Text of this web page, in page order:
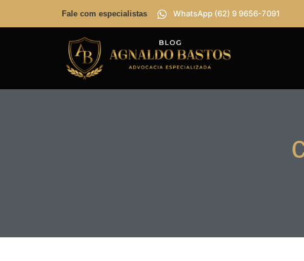
Fale com especialistas WhatsApp (62) 9 9656-7091